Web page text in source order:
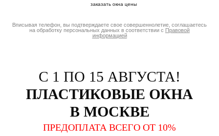
Вписывая телефон, вы подтверждаете свое совершеннолетие, соглашаетесь
на обработку персональных данных в соответствии с Правовой
информацией
С 1 ПО 15 АВГУСТА!
ПЛАСТИКОВЫЕ ОКНА
В МОСКВЕ
ПРЕДОПЛАТА ВСЕГО ОТ 10%